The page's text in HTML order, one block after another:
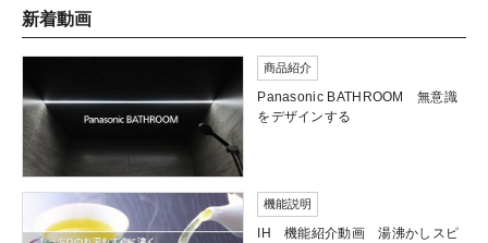
新着動画
商品紹介
Panasonic BATHROOM 無意識
をデザインする
機能説明
IH 機能紹介動画 湯沸かしスピ